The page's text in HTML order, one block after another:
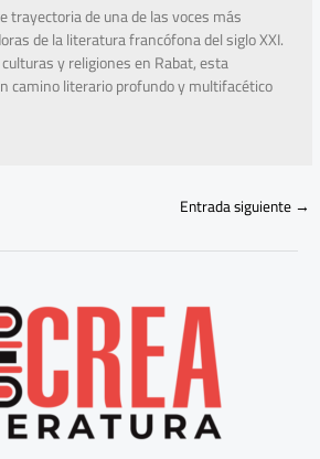
trayectoria de una de las voces más
de la literatura francófona del siglo XXI.
y religiones en Rabat, esta
camino literario profundo y multifacético
Entrada siguiente→